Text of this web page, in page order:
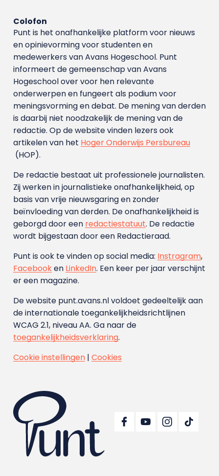
Colofon
Punt is het onafhankelijke platform voor nieuws
en opinievorming voor studenten en
medewerkers van Avans Hoge­school. Punt
informeert de gemeenschap van Avans
Hogeschool over voor hen relevante
onderwerpen en fungeert als podium voor
meningsvorming en debat. De mening van derden
is daarbij niet noodzakelijk de mening van de
redactie. Op de website vinden lezers ook
artikelen van het Hoger Onderwijs Persbureau
(HOP).
De redactie bestaat uit professionele journalisten.
Zij werken in journalistieke onafhankelijkheid, op
basis van vrije nieuwsgaring en zonder
beïnvloeding van derden. De onafhankelijkheid is
geborgd door een redactiestatuut. De redactie
wordt bijgestaan door een Redactieraad.
Punt is ook te vinden op social media: Instragram,
Facebooken LinkedIn. Een keer per jaar verschijnt
er een magazine.
De website punt.avans.nl voldoet gedeeltelijk aan
de internationale toegankelijkheidsrichtlijnen
WCAG 2.1, niveau AA. Ga naar de
toegankelijkheidsverklaring.
Cookie instellingen| Cookies